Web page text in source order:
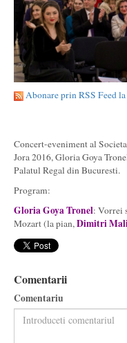
Abonare prin RSS Feed
Concert-eveniment al
Jora 2016, Gloria Goya
Palatul Regal din Bucuresti.
Program:
Gloria Goya Tronel: Vorrei
Mozart (la pian,Dimitri
Comentarii
Comentariu